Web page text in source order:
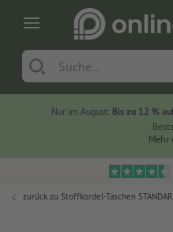
Nur im August: Bis zu 12 %
Mehr
zurück zu Stoffkordel-Taschen